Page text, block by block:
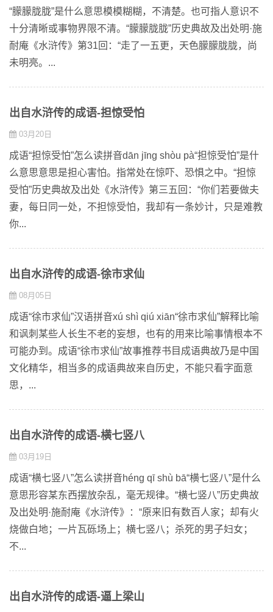
“朦朦胧胧”是什么意思模模糊糊，不清楚。也可指人意识不
十分清晰或事物界限不清。“朦朦胧胧”历史典故及出处明·施
耐庵《水浒传》第31回：“走了一五更，天色朦朦胧胧，尚
未明亮。...
出自水浒传的成语-担惊受怕
03月20日
成语“担惊受怕”怎么读拼音dān jīng shòu pà“担惊受怕”是什
么意思意思是担心害怕。指常处在惊吓、恐惧之中。“担惊
受怕”历史典故及出处《水浒传》第三五回：“你们若要做夫
妻，每日同一处，不担惊受怕，我却有一条妙计，只是难教
你...
出自水浒传的成语-徐市求仙
08月05日
成语“徐市求仙”汉语拼音xú shì qiú xiān“徐市求仙”解释比喻
和讽刺某些人长生不老的妄想，也有的用来比喻事情根本不
可能办到。成语“徐市求仙”故事推荐书目成语典故乃是中国
文化精华，相当多的成语典故来自历史，不能只看字面意
思，...
出自水浒传的成语-横七竖八
03月19日
成语“横七竖八”怎么读拼音héng qī shù bā“横七竖八”是什么
意思形容某东西摆放杂乱，毫无规律。“横七竖八”历史典故
及出处明·施耐庵《水浒传》：“原来旧有数百人家；却有火
烧做白地；一片瓦砾场上；横七竖八；杀死的男子妇女；
不...
出自水浒传的成语-逼上梁山